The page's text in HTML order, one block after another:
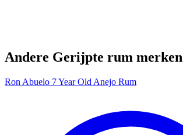
Andere Gerijpte rum merken
Ron Abuelo 7 Year Old Anejo Rum